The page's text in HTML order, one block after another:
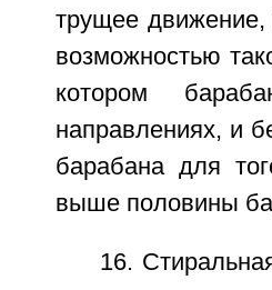
трущее
возможностью
котором
направлениях, и
барабана для
выше половины
16.